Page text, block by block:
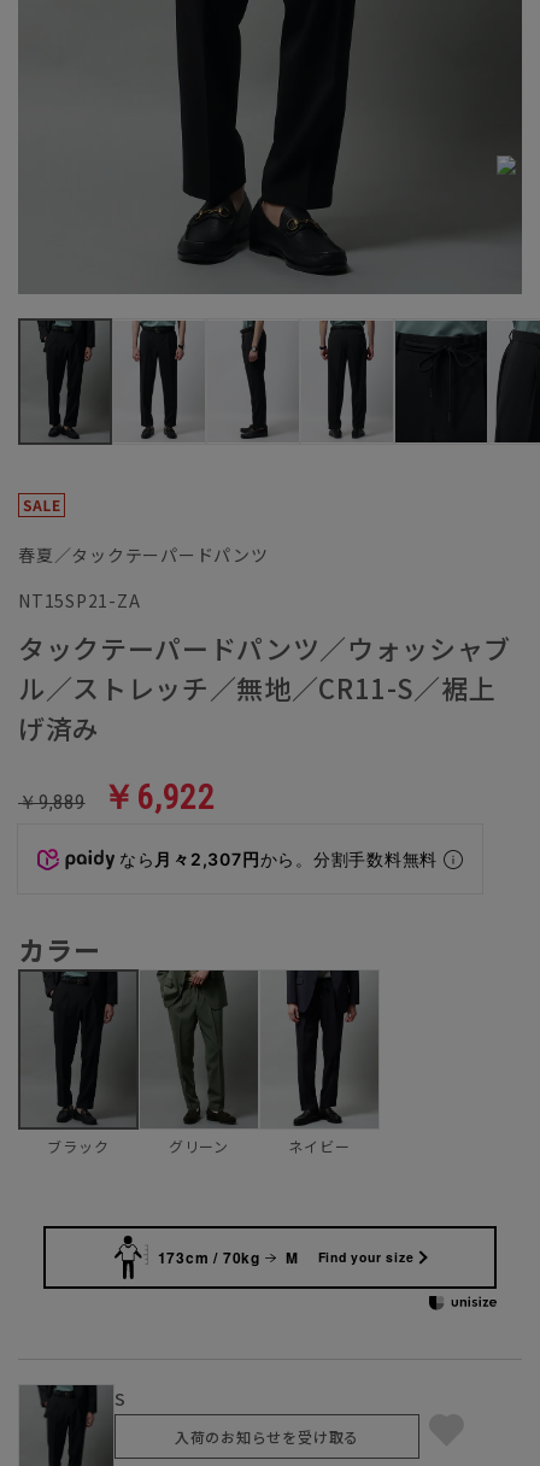
春夏／タックテーパードパンツ
NT15SP21-ZA
タックテーパードパンツ／ウォッシャブ
ル／ストレッチ／無地／CR11-S／裾上
げ済み
￥9,889 ￥6,922
なら 月々2,307円から。分割手数料無料
カラー
ブラック グリーン ネイビー
173cm / 70kg M Find your size
S
入荷のお知らせを受け取る